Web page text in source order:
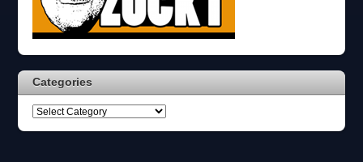
Categories